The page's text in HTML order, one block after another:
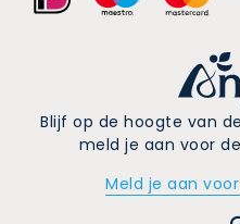
Blijf op de hoogte van
meld je aan voor
Meld je aan